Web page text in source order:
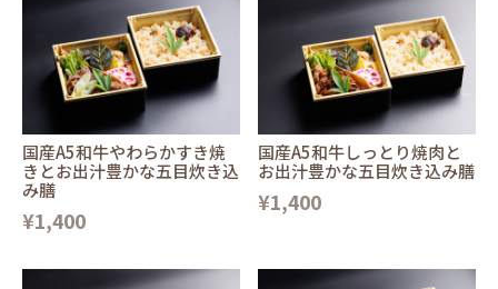
国産A5和牛やわらかすき焼
きとお出汁豊かな五目炊き込
み膳
¥1,400
国産A5和牛しっとり焼肉と
お出汁豊かな五目炊き込み膳
¥1,400